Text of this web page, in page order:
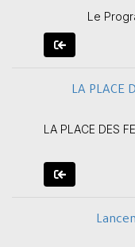
Le
LA PLACE
LA PLACE DES